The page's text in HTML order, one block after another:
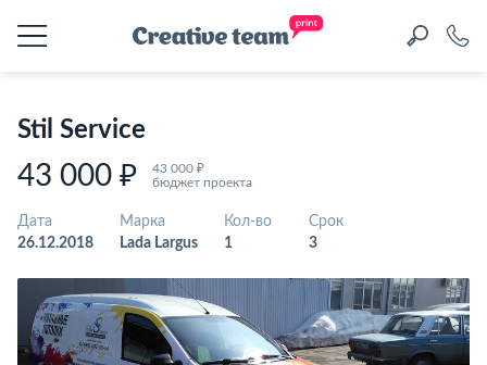
Stil Service
43 000 ₽
43 000 ₽
бюджет проекта
Дата
26.12.2018
Марка
Lada Largus
Кол-во
1
Срок
3